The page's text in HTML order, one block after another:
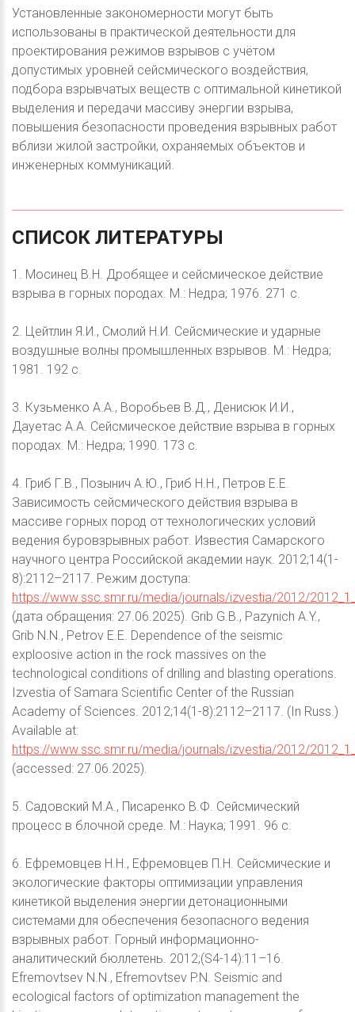
Установленные закономерности могут быть
использованы в практической деятельности для
проектирования режимов взрывов с учётом
допустимых уровней сейсмического воздействия,
подбора взрывчатых веществ с оптимальной кинетикой
выделения и передачи массиву энергии взрыва,
повышения безопасности проведения взрывных работ
вблизи жилой застройки, охраняемых объектов и
инженерных коммуникаций.
СПИСОК ЛИТЕРАТУРЫ
1. Мосинец В.Н. Дробящее и сейсмическое действие
взрыва в горных породах. М.: Недра; 1976. 271 с.
2. Цейтлин Я.И., Смолий Н.И. Сейсмические и ударные
воздушные волны промышленных взрывов. М.: Недра;
1981. 192 с.
3. Кузьменко А.А., Воробьев В.Д., Денисюк И.И.,
Дауетас А.А. Сейсмическое действие взрыва в горных
породах. М.: Недра; 1990. 173 с.
4. Гриб Г.В., Позынич А.Ю., Гриб Н.Н., Петров Е.Е.
Зависимость сейсмического действия взрыва в
массиве горных пород от технологических условий
ведения буровзрывных работ. Известия Самарского
научного центра Российской академии наук. 2012;14(1-
8):2112–2117. Режим доступа:
https://www.ssc.smr.ru/media/journals/izvestia/2012/
(дата обращения: 27.06.2025). Grib G.B., Pazynich A.Y.,
Grib N.N., Petrov E.E. Dependence of the seismic
exploosive action in the rock massives on the
technological conditions of drilling and blasting operations.
Izvestia of Samara Scientific Center of the Russian
Academy of Sciences. 2012;14(1-8):2112–2117. (In Russ.)
Available at:
https://www.ssc.smr.ru/media/journals/izvestia/2012/
(accessed: 27.06.2025).
5. Садовский М.А., Писаренко В.Ф. Сейсмический
процесс в блочной среде. М.: Наука; 1991. 96 с.
6. Ефремовцев Н.Н., Ефремовцев П.Н. Сейсмические и
экологические факторы оптимизации управления
кинетикой выделения энергии детонационными
системами для обеспечения безопасного ведения
взрывных работ. Горный информационно-
аналитический бюллетень. 2012;(S4-14):11–16.
Efremovtsev N.N., Efremovtsev P.N. Seismic and
ecological factors of optimization management the